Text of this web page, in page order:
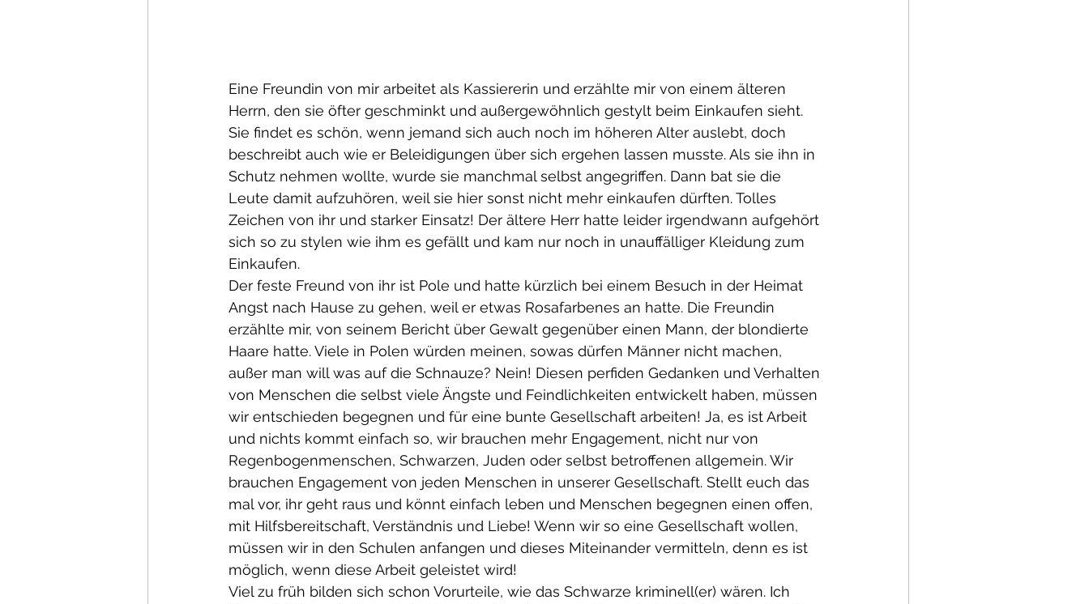
Eine Freundin von mir arbeitet als Kassiererin und erzählte mir von einem älteren
Herrn, den sie öfter geschminkt und außergewöhnlich gestylt beim Einkaufen sieht.
Sie findet es schön, wenn jemand sich auch noch im höheren Alter auslebt, doch
beschreibt auch wie er Beleidigungen über sich ergehen lassen musste. Als sie ihn in
Schutz nehmen wollte, wurde sie manchmal selbst angegriffen. Dann bat sie die
Leute damit aufzuhören, weil sie hier sonst nicht mehr einkaufen dürften. Tolles
Zeichen von ihr und starker Einsatz! Der ältere Herr hatte leider irgendwann aufgehört
sich so zu stylen wie ihm es gefällt und kam nur noch in unauffälliger Kleidung zum
Einkaufen.
Der feste Freund von ihr ist Pole und hatte kürzlich bei einem Besuch in der Heimat
Angst nach Hause zu gehen, weil er etwas Rosafarbenes an hatte. Die Freundin
erzählte mir, von seinem Bericht über Gewalt gegenüber einen Mann, der blondierte
Haare hatte. Viele in Polen würden meinen, sowas dürfen Männer nicht machen,
außer man will was auf die Schnauze? Nein! Diesen perfiden Gedanken und Verhalten
von Menschen die selbst viele Ängste und Feindlichkeiten entwickelt haben, müssen
wir entschieden begegnen und für eine bunte Gesellschaft arbeiten! Ja, es ist Arbeit
und nichts kommt einfach so, wir brauchen mehr Engagement, nicht nur von
Regenbogenmenschen, Schwarzen, Juden oder selbst betroffenen allgemein. Wir
brauchen Engagement von jeden Menschen in unserer Gesellschaft. Stellt euch das
mal vor, ihr geht raus und könnt einfach leben und Menschen begegnen einen offen,
mit Hilfsbereitschaft, Verständnis und Liebe! Wenn wir so eine Gesellschaft wollen,
müssen wir in den Schulen anfangen und dieses Miteinander vermitteln, denn es ist
möglich, wenn diese Arbeit geleistet wird!
Viel zu früh bilden sich schon Vorurteile, wie das Schwarze kriminell(er) wären. Ich